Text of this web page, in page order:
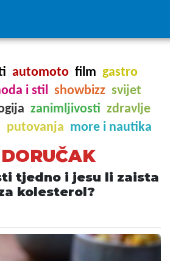
automoto film gastro
i stil showbizz svijet
zanimljivosti zdravlje
putovanja more i nautika
tjedno i jesu li zaista
kolesterol?